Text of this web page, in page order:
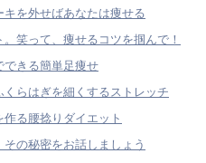
を外せばあなたは痩せる
笑って、痩せるコツを掴んで！
できる簡単足痩せ
らはぎを細くするストレッチ
る腰捻りダイエット
の秘密をお話しましょう